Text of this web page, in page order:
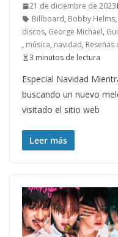
21 de diciembre de 2023
Billboard, Bobby Helms,
discos, George Michael,
, música, navidad, Reseñas
3 minutos de lectura
Especial Navidad
buscando un nuevo
visitado el sitio web
Leer más